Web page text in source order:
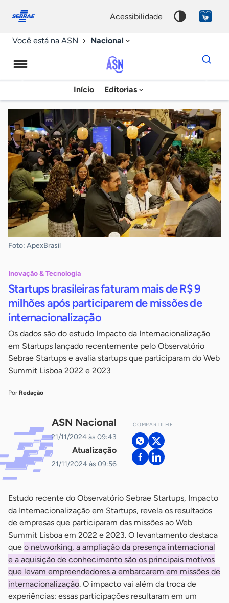
conosco
acessibilidade
Você está na ASN Nacional
Agência
Sebrae
de
Notícias
Início Editorias
Dados
para
chave
Foto: ApexBrasil
Inovação & Tecnologia
Startups brasileiras faturam mais de R$ 9
milhões após participarem de missões de
internacionalização
Os dados são do estudo Impacto da Internacionalização
em Startups lançado recentemente pelo Observatório
Sebrae Startups e avalia startups que participaram do Web
Summit Lisboa 2022 e 2023
Por Redação
ASN Nacional
21/11/2024 às 09:43
Atualização
21/11/2024 às 09:56
COMPARTILHE
Estudo recente do Observatório Sebrae Startups, Impacto
da Internacionalização em Startups, revela os resultados
de empresas que participaram das missões ao Web
Summit Lisboa em 2022 e 2023. O levantamento destaca
que o networking, a ampliação da presença internacional
e a aquisição de conhecimento são os principais motivos
que levam empreendedores a embarcarem em missões de
internacionalização. O impacto vai além da troca de
experiências: essas participações resultaram em um